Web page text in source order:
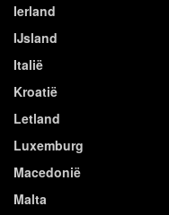
Ierland
IJsland
Italië
Kroatië
Letland
Luxemburg
Macedonië
Malta